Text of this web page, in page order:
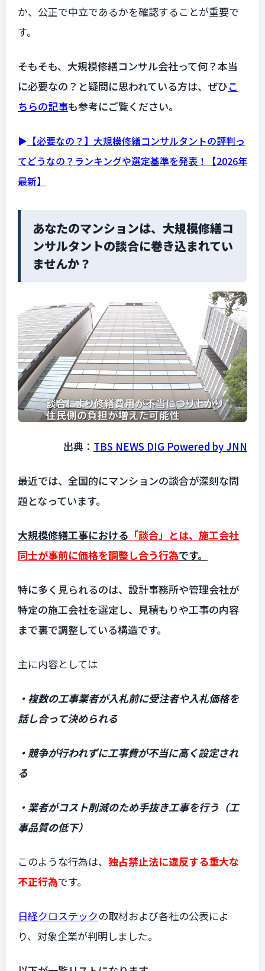
か、公正で中立であるかを確認することが重要で
す。
そもそも、大規模修繕コンサル会社って何？本当
に必要なの？と疑問に思われている方は、ぜひこ
ちらの記事も参考にご覧ください。
▶︎ 【必要なの？】大規模修繕コンサルタントの評判っ
てどうなの？ランキングや選定基準を発表！【2026年
最新】
あなたのマンションは、大規模修繕コ
ンサルタントの談合に巻き込まれてい
ませんか？
出典： TBS NEWS DIG Powered by JNN
最近では、全国的にマンションの談合が深刻な問
題となっています。
大規模修繕工事における 「談合」とは、施工会社
同士が事前に価格を調整し合う行為です。
特に多く見られるのは、設計事務所や管理会社が
特定の施工会社を選定し、見積もりや工事の内容
まで裏で調整している構造です。
主に内容としては
・複数の工事業者が入札前に受注者や入札価格を
話し合って決められる
・競争が行われずに工事費が不当に高く設定され
る
・業者がコスト削減のため手抜き工事を行う（工
事品質の低下）
このような行為は、 独占禁止法に違反する重大な
不正行為です。
日経クロステックの取材および各社の公表によ
り、対象企業が判明しました。